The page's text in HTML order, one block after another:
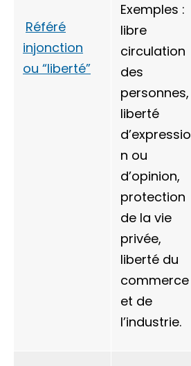
Référé
injonction
ou “liberté”
Exemples :
libre
circulation
des
personnes,
liberté
d’expressio
n ou
d’opinion,
protection
de la vie
privée,
liberté du
commerce
et de
l’industrie.